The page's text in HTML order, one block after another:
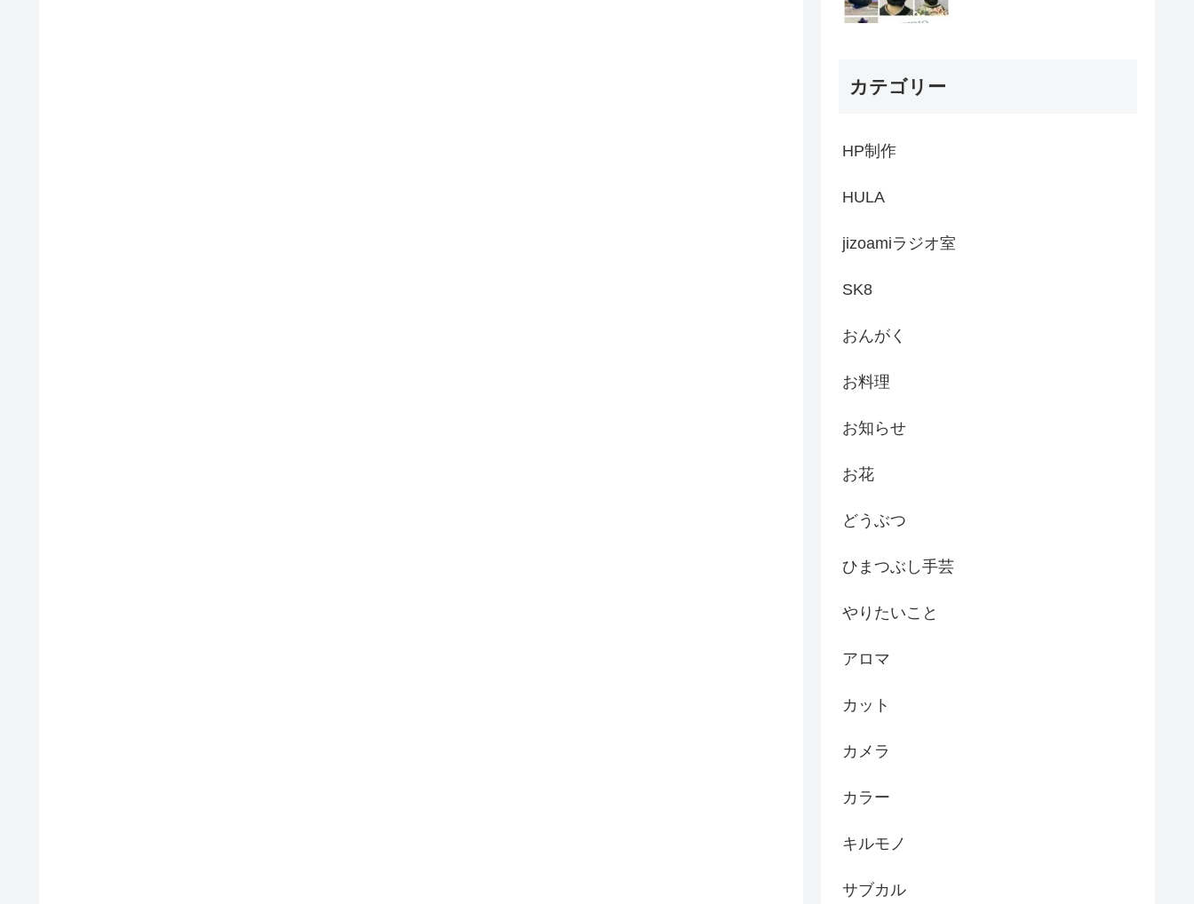
カテゴリー
HP制作
HULA
jizoamiラジオ室
SK8
おんがく
お料理
お知らせ
お花
どうぶつ
ひまつぶし手芸
やりたいこと
アロマ
カット
カメラ
カラー
キルモノ
サブカル